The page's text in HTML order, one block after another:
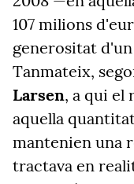
107 milions
generositat
Tanmateix,
Larsen, a qui el
aquella
mantenien una
tractava en